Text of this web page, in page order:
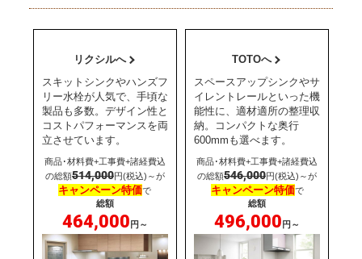
リクシルへ
スキットシンクやハンズフ
リー水栓が人気で、手頃な
製品も多数。デザイン性と
コストパフォーマンスを両
立させています。
商品･材料費+工事費+諸経費込
の総額514,000円(税込)～が
キャンペーン特価で
総額
464,000 円～
TOTOへ
スペースアップシンクやサ
イレントレールといった機
能性に、適材適所の整理収
納。コンパクトな奥行
600mmも選べます。
商品･材料費+工事費+諸経費込
の総額546,000円(税込)～が
キャンペーン特価で
総額
496,000 円～